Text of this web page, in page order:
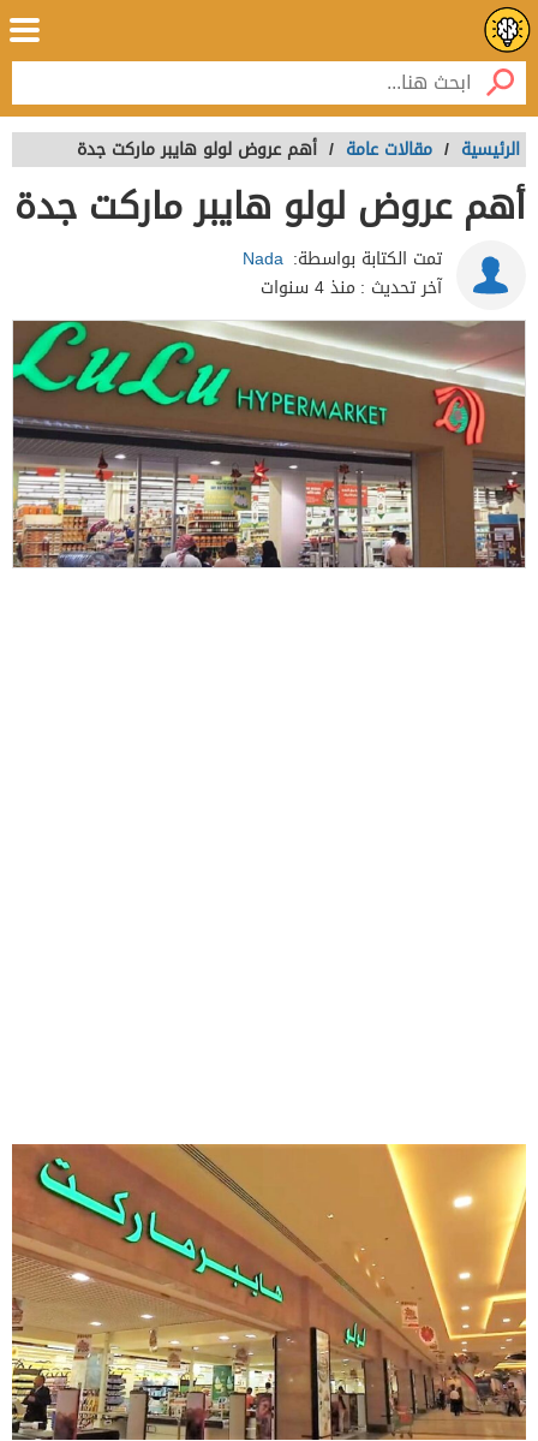
الرئيسية / مقالات عامة / أهم عروض لولو هايبر ماركت جدة
أهم عروض لولو هايبر ماركت جدة
تمت الكتابة بواسطة: Nada
آخر تحديث : منذ 4 سنوات